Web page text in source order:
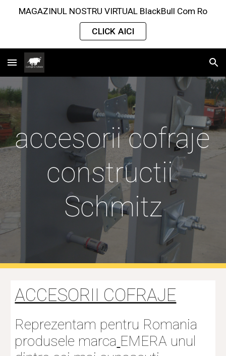
MAGAZINUL NOSTRU VIRTUAL BlackBull Com Ro
CLICK AICI
accesorii cofraje
constructii
Schmitz
ACCESORII COFRAJE
Reprezentam pentru Romania
produsele marca EMERA unul